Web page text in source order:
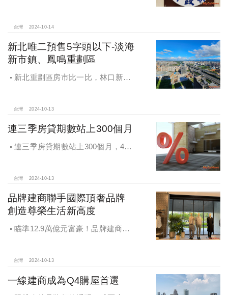
台灣 2024-10-14
新北唯二預售5字頭以下-淡海
新市鎮、鳳鳴重劃區
新北重劃區房市比一比，林口新市
台灣 2024-10-13
連三季房貸期數站上300個月
連三季房貸期數站上300個月，4都
台灣 2024-10-13
品牌建商聯手國際頂奢品牌
創造尊榮生活新高度
瞄準12.9萬億元富豪！品牌建商聯
台灣 2024-10-13
一線建商成為Q4購屋首選